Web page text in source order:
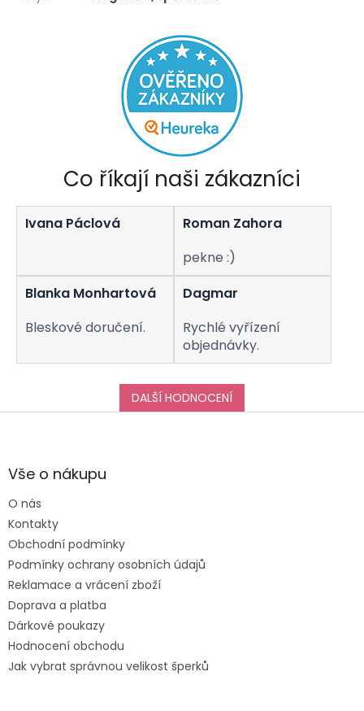
Co říkají naši zákazníci
Ivana Páclová
Roman Zahora
pekne :)
Blanka Monhartová
Bleskové doručení.
Dagmar
Rychlé vyřízení
objednávky.
DALŠÍ HODNOCENÍ
Z
aVše o nákupu
O nás
Kontakty
Obchodní podmínky
Podmínky ochrany osobních údajů
Reklamace a vrácení zboží
Doprava a platba
Dárkové poukazy
Hodnocení obchodu
Jak vybrat správnou velikost šperků